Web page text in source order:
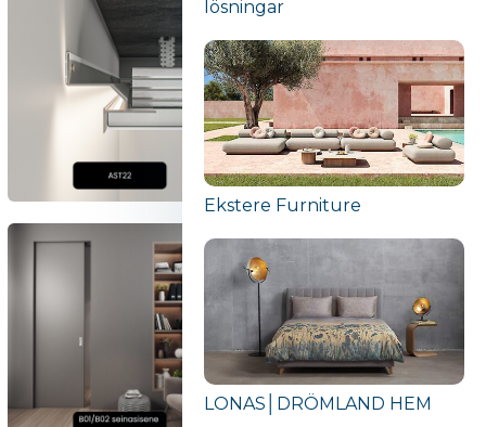
lösningar
Ekstere Furniture
LONAS│DRÖMLAND HEM